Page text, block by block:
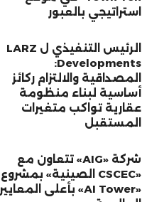
استراتيجي بالعبور
الرئيس التنفيذي ل LARZ
Developments:
المصداقية والالتزام ركائز
أساسية لبناء منظومة
عقارية تواكب متغيرات
المستقبل
شركة «AIG» تتعاون مع
«CSCEC الصينية» بمشروع
«AI Tower» بأعلى المعايير